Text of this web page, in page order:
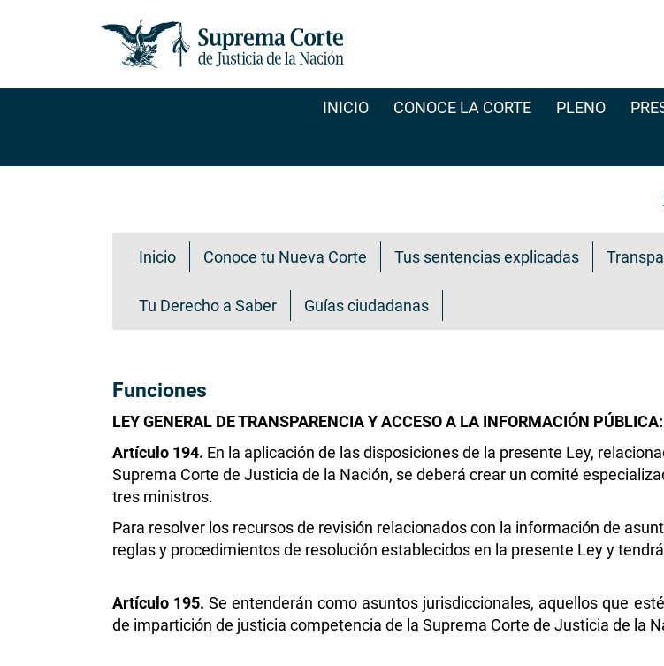
INICIO CONOCE LA CORTE PLENO
Transparencia ciudadana
Inicio Conoce tu Nueva Corte Tus sentencias explicadas
Tu Derecho a Saber Guías ciudadanas
Funciones
Funciones
LEY GENERAL DE TRANSPARENCIA Y ACCESO A LA INFORMACIÓN PÚBLICA:
Artículo 194. En la aplicación de las disposiciones de la presente Ley,
Suprema Corte de Justicia de la Nación, se deberá crear un comité
tres ministros.
Para resolver los recursos de revisión relacionados con la información de
reglas y procedimientos de resolución establecidos en la presente Ley y
Artículo 195. Se entenderán como asuntos jurisdiccionales, aquellos que
de impartición de justicia competencia de la Suprema Corte de Justicia de la